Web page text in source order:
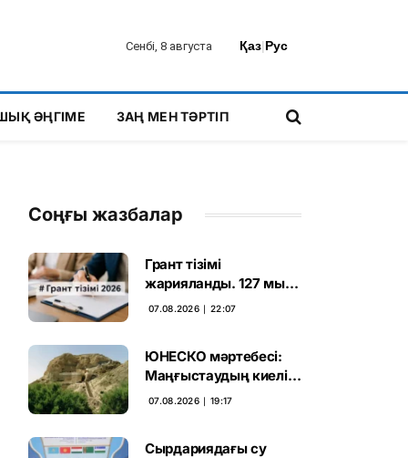
Сенбі, 8 августа Қаз|Рус
ӘҢГІМЕ ЗАҢ МЕН ТӘРТІП
Соңғы жазбалар
Грант тізімі
жарияланды. 127 мың
талапкердің
07.08.2026 ∣ 22:07
ЮНЕСКО мәртебесі:
Маңғыстаудың киелі
мұрасын қорғаудың
07.08.2026 ∣ 19:17
Сырдариядағы су